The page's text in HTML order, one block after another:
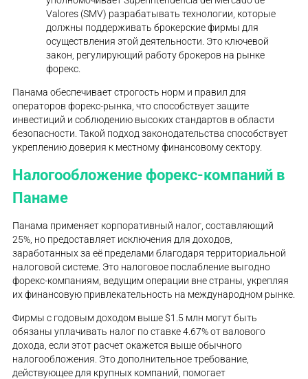
Valores (SMV) разрабатывать технологии, которые
должны поддерживать брокерские фирмы для
осуществления этой деятельности. Это ключевой
закон, регулирующий работу брокеров на рынке
форекс.
Панама обеспечивает строгость норм и правил для
операторов форекс-рынка, что способствует защите
инвестиций и соблюдению высоких стандартов в области
безопасности. Такой подход законодательства способствует
укреплению доверия к местному финансовому сектору.
Налогообложение форекс-компаний в
Панаме
Панама применяет корпоративный налог, составляющий
25%, но предоставляет исключения для доходов,
заработанных за её пределами благодаря территориальной
налоговой системе. Это налоговое послабление выгодно
форекс-компаниям, ведущим операции вне страны, укрепляя
их финансовую привлекательность на международном рынке.
Фирмы с годовым доходом выше $1.5 млн могут быть
обязаны уплачивать налог по ставке 4.67% от валового
дохода, если этот расчет окажется выше обычного
налогообложения. Это дополнительное требование,
действующее для крупных компаний, помогает